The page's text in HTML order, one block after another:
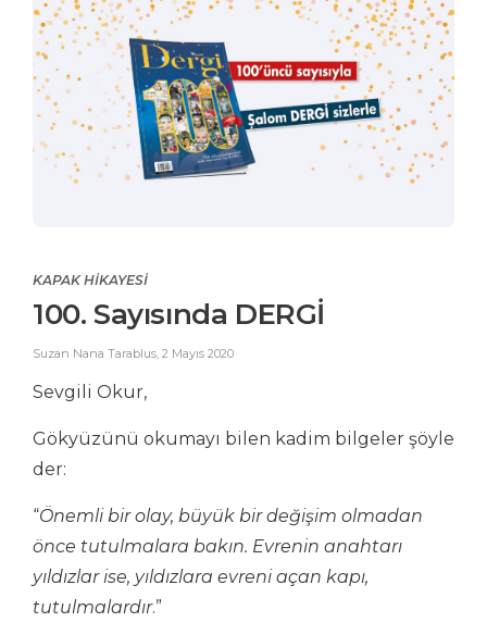
KAPAK HİKAYESİ
100. Sayısında DERGİ
Suzan Nana Tarablus 2 Mayıs 2020
Sevgili Okur,
Gökyüzünü okumayı bilen kadim bilgeler şöyle
der:
“Önemli bir olay, büyük bir değişim olmadan
önce tutulmalara bakın. Evrenin anahtarı
yıldızlar ise, yıldızlara evreni açan kapı,
tutulmalardır.”